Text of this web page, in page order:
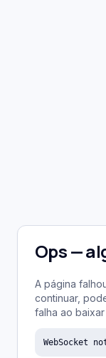
Ops —
A página
continuar,
falha ao
WebSocket